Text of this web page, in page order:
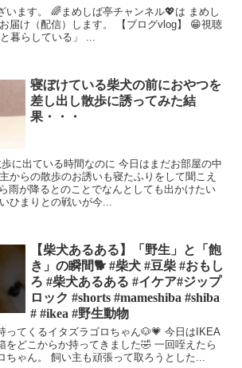
います。 🌈まめしば亭チャンネル💖は まめし
届け（配信）します。 【ブログvlog】 😁視聴
暮らしている」 ...
寝ぼけている柴犬の前におやつを
差し出し散歩に誘ってみた結
果・・・
に出ている時間なのに 今日はまだお部屋の中
からの散歩のお誘いも寝たふりをして聞こえ
雨が降るとのことでなんとしても出かけたい
ひまりとの戦いが今...
【柴犬あるある】「野生」と「飽
き」の瞬間🐕 #柴犬 #豆柴 #おもし
ろ #柴犬あるある #イケア#ジップ
ロック #shorts #mameshiba #shiba
# #ikea #野生動物
ってくるイタズラゴロちゃん🐶💗 今日はIKEA
をどこからか持ってきました🤣 一回咥えたら
ちゃん。 飼い主も頑張って取ろうとした...